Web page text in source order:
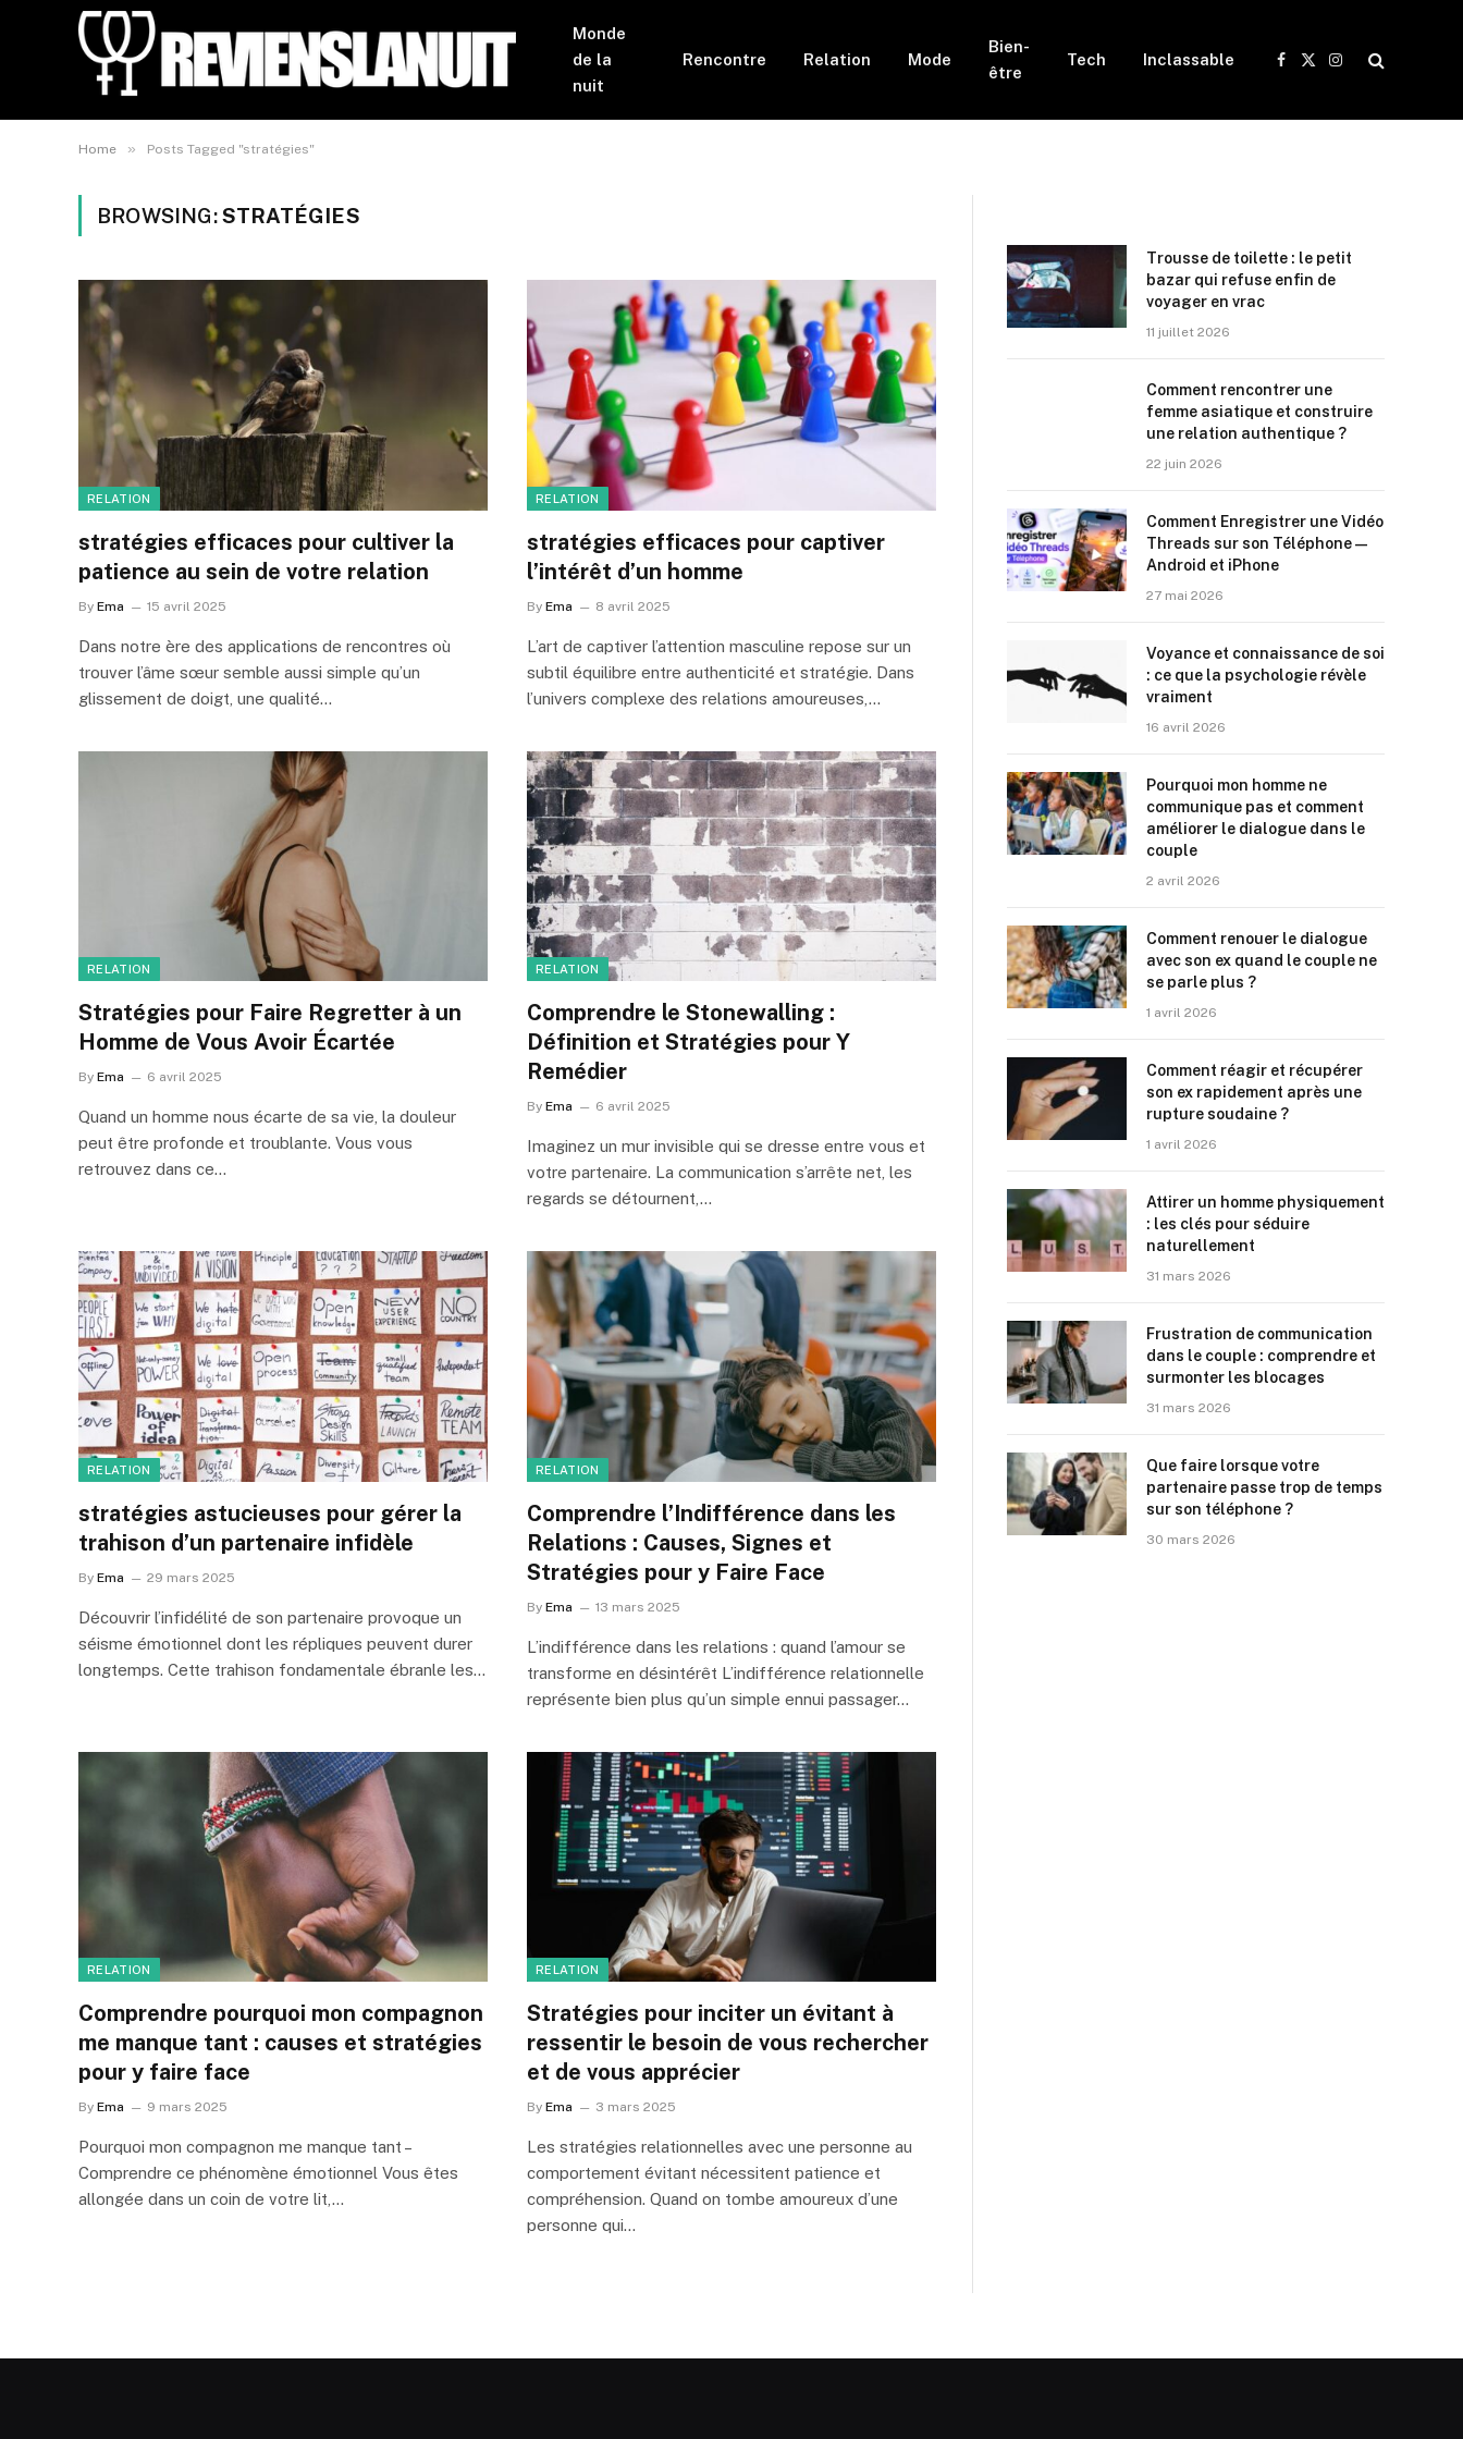
Monde
de la
nuit
Rencontre Relation Mode
Bien-
être
Tech Inclassable
Facebook
X
Instagram
Home » Posts Tagged "stratégies"
BROWSING:STRATÉGIES
RELATION
stratégies efficaces pour cultiver la
patience au sein de votre relation
By Ema 15 avril 2025
Dans notre ère des applications de rencontres où
trouver l’âme sœur semble aussi simple qu’un
glissement de doigt, une qualité…
RELATION
stratégies efficaces pour captiver
l’intérêt d’un homme
By Ema 8 avril 2025
L’art de captiver l’attention masculine repose sur un
subtil équilibre entre authenticité et stratégie. Dans
l’univers complexe des relations amoureuses,…
RELATION
Stratégies pour Faire Regretter à un
Homme de Vous Avoir Écartée
By Ema 6 avril 2025
Quand un homme nous écarte de sa vie, la douleur
peut être profonde et troublante. Vous vous
retrouvez dans ce…
RELATION
Comprendre le Stonewalling :
Définition et Stratégies pour Y
Remédier
By Ema 6 avril 2025
Imaginez un mur invisible qui se dresse entre vous et
votre partenaire. La communication s’arrête net, les
regards se détournent,…
RELATION
stratégies astucieuses pour gérer la
trahison d’un partenaire infidèle
By Ema 29 mars 2025
Découvrir l’infidélité de son partenaire provoque un
séisme émotionnel dont les répliques peuvent durer
longtemps. Cette trahison fondamentale ébranle les…
RELATION
Comprendre l’Indifférence dans les
Relations : Causes, Signes et
Stratégies pour y Faire Face
By Ema 13 mars 2025
L’indifférence dans les relations : quand l’amour se
transforme en désintérêt L’indifférence relationnelle
représente bien plus qu’un simple ennui passager…
RELATION
Comprendre pourquoi mon compagnon
me manque tant : causes et stratégies
pour y faire face
By Ema 9 mars 2025
Pourquoi mon compagnon me manque tant –
Comprendre ce phénomène émotionnel Vous êtes
allongée dans un coin de votre lit,…
RELATION
Stratégies pour inciter un évitant à
ressentir le besoin de vous rechercher
et de vous apprécier
By Ema 3 mars 2025
Les stratégies relationnelles avec une personne au
comportement évitant nécessitent patience et
compréhension. Quand on tombe amoureux d’une
personne qui…
Trousse de toilette : le petit
bazar qui refuse enfin de
voyager en vrac
11 juillet 2026
Comment rencontrer une
femme asiatique et construire
une relation authentique ?
22 juin 2026
Comment Enregistrer une Vidéo
Threads sur son Téléphone —
Android et iPhone
27 mai 2026
Voyance et connaissance de soi
: ce que la psychologie révèle
vraiment
16 avril 2026
Pourquoi mon homme ne
communique pas et comment
améliorer le dialogue dans le
couple
2 avril 2026
Comment renouer le dialogue
avec son ex quand le couple ne
se parle plus ?
1 avril 2026
Comment réagir et récupérer
son ex rapidement après une
rupture soudaine ?
1 avril 2026
Attirer un homme physiquement
: les clés pour séduire
naturellement
31 mars 2026
Frustration de communication
dans le couple : comprendre et
surmonter les blocages
31 mars 2026
Que faire lorsque votre
partenaire passe trop de temps
sur son téléphone ?
30 mars 2026